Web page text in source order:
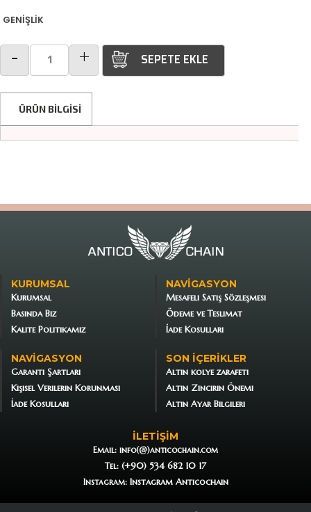
GENİŞLİK
- + SEPETE EKLE
ÜRÜN BILGISI
KURUMSAL
Kurumsal
Basında Biz
Kalite Politikamız
NAVIGASYON
Mesafeli Satış Sözleşmesi
Ödeme ve Teslimat
İade Kosullari
NAVIGASYON
Garanti Şartları
Kişisel Verilerin Korunması
İade Kosullari
SON İÇERIKLER
Altın kolye zarafeti
Altın Zincirin Önemi
Altın Ayar Bilgileri
İLETİŞİM
Email: info(@)anticochain.com
Tel: (+90) 534 682 10 17
Instagram: Instagram Anticochain